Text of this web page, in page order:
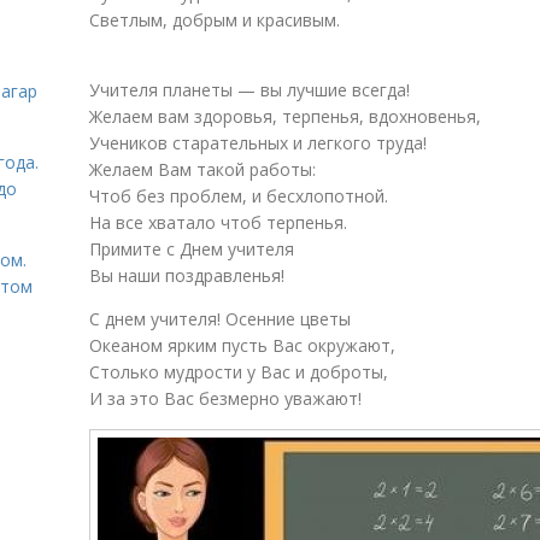
Светлым, добрым и красивым.
Учителя планеты — вы лучшие всегда!
Желаем вам здоровья, терпенья, вдохновенья,
Учеников старательных и легкого труда!
Желаем Вам такой работы:
Чтоб без проблем, и бесхлопотной.
На все хватало чтоб терпенья.
Примите с Днем учителя
Вы наши поздравленья!
С днем учителя! Осенние цветы
Океаном ярким пусть Вас окружают,
Столько мудрости у Вас и доброты,
И за это Вас безмерно уважают!